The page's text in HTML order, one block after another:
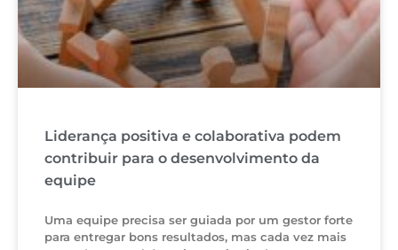
Liderança positiva e colaborativa podem
contribuir para o desenvolvimento da
equipe
Uma equipe precisa ser guiada por um gestor forte
para entregar bons resultados, mas cada vez mais